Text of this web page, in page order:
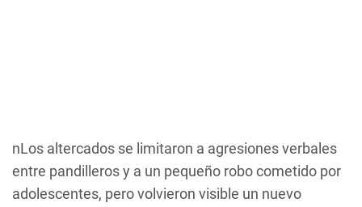
nLos altercados se limitaron a agresiones verbales
entre pandilleros y a un pequeño robo cometido por
adolescentes, pero volvieron visible un nuevo